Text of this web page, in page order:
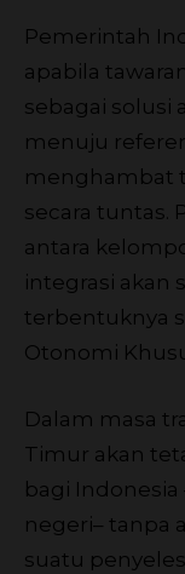
Pemerintah
apabila
sebagai solusi
menuju
menghambat
secara tuntas.
antara
integrasi akan
terbentuknya
Otonomi
Dalam masa
Timur akan
bagi
negeri– tanpa
suatu